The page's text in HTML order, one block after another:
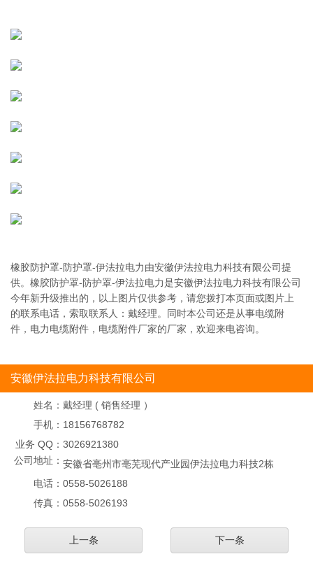
橡胶防护罩-防护罩-伊法拉电力由安徽伊法拉电力科技有限公司提
供。橡胶防护罩-防护罩-伊法拉电力是安徽伊法拉电力科技有限公司
今年新升级推出的，以上图片仅供参考，请您拨打本页面或图片上
的联系电话，索取联系人：戴经理。同时本公司还是从事电缆附
件，电力电缆附件，电缆附件厂家的厂家，欢迎来电咨询。
安徽伊法拉电力科技有限公司
姓名： 戴经理 ( 销售经理 ）
手机： 18156768782
业务 QQ： 3026921380
公司地址： 安徽省亳州市亳芜现代产业园伊法拉电力科技2栋
电话： 0558-5026188
传真： 0558-5026193
上一条 下一条